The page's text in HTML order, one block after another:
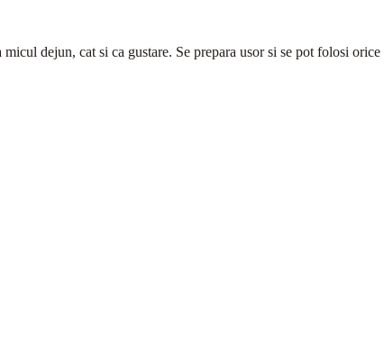
dejun, cat si ca gustare. Se prepara usor si se pot folosi orice